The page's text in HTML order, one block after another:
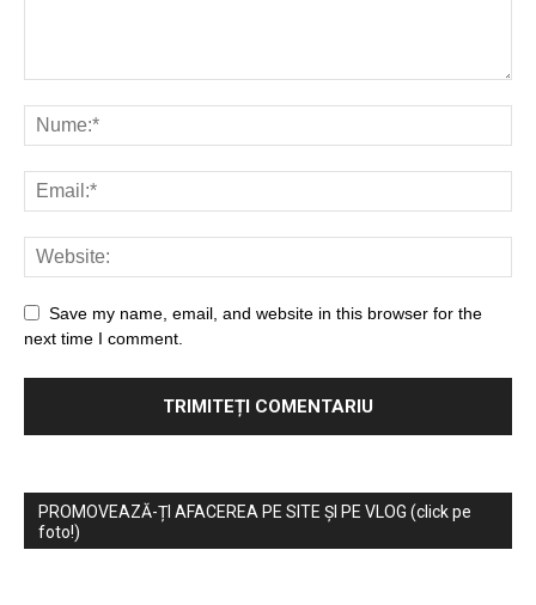
Save my name, email, and website in this browser for the
next time I comment.
PROMOVEAZĂ-ȚI AFACEREA PE SITE ȘI PE VLOG (click pe
foto!)